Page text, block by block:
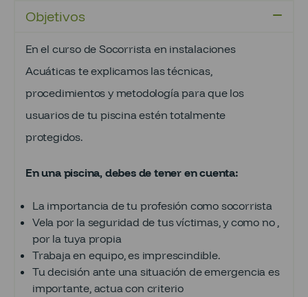
Objetivos
En el curso de Socorrista en instalaciones
Acuáticas te explicamos las técnicas,
procedimientos y metodología para que los
usuarios de tu piscina estén totalmente
protegidos.
En una piscina, debes de tener en cuenta:
La importancia de tu profesión como socorrista
Vela por la seguridad de tus víctimas, y como no ,
por la tuya propia
Trabaja en equipo, es imprescindible.
Tu decisión ante una situación de emergencia es
importante, actua con criterio